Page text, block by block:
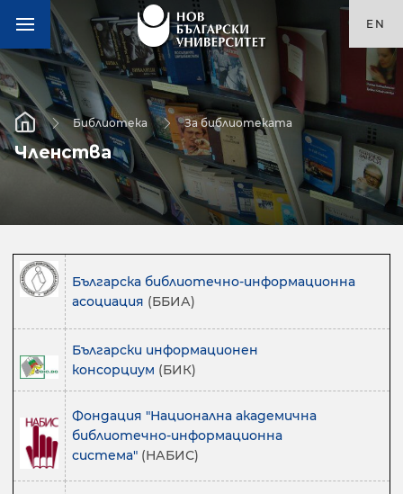
EN
Библиотека За библиотеката
Членства
Българска библиотечно-информационна
асоциация (ББИА)
Български информационен
консорциум (БИК)
Фондация "Национална академична
библиотечно-информационна
система" (НАБИС)